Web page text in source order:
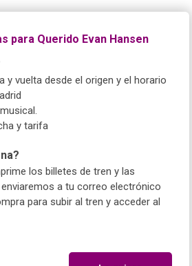
para Querido Evan Hansen
y vuelta desde el origen y el horario
y tarifa
los billetes de tren y las
a tu correo electrónico
para subir al tren y acceder al